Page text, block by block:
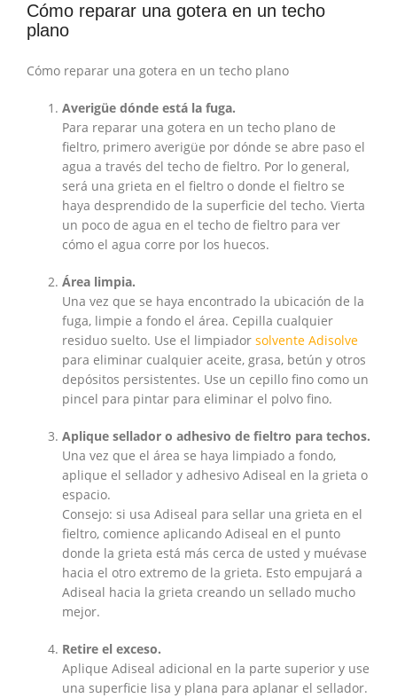
Cómo reparar una gotera en un techo
plano
Cómo reparar una gotera en un techo plano
Averigüe dónde está la fuga.
Para reparar una gotera en un techo plano de
fieltro, primero averigüe por dónde se abre paso el
agua a través del techo de fieltro. Por lo general,
será una grieta en el fieltro o donde el fieltro se
haya desprendido de la superficie del techo. Vierta
un poco de agua en el techo de fieltro para ver
cómo el agua corre por los huecos.
Área limpia.
Una vez que se haya encontrado la ubicación de la
fuga, limpie a fondo el área. Cepilla cualquier
residuo suelto. Use el limpiador solvente Adisolve
para eliminar cualquier aceite, grasa, betún y otros
depósitos persistentes. Use un cepillo fino como un
pincel para pintar para eliminar el polvo fino.
Aplique sellador o adhesivo de fieltro para techos.
Una vez que el área se haya limpiado a fondo,
aplique el sellador y adhesivo Adiseal en la grieta o
espacio.
Consejo: si usa Adiseal para sellar una grieta en el
fieltro, comience aplicando Adiseal en el punto
donde la grieta está más cerca de usted y muévase
hacia el otro extremo de la grieta. Esto empujará a
Adiseal hacia la grieta creando un sellado mucho
mejor.
Retire el exceso.
Aplique Adiseal adicional en la parte superior y use
una superficie lisa y plana para aplanar el sellador.